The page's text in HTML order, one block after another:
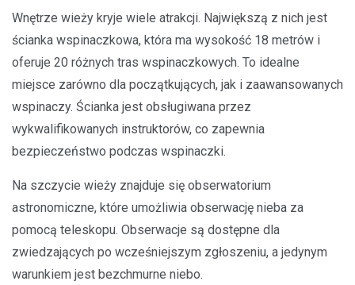
Wnętrze wieży kryje wiele atrakcji. Największą z nich jest
ścianka wspinaczkowa, która ma wysokość 18 metrów i
oferuje 20 różnych tras wspinaczkowych. To idealne
miejsce zarówno dla początkujących, jak i zaawansowanych
wspinaczy. Ścianka jest obsługiwana przez
wykwalifikowanych instruktorów, co zapewnia
bezpieczeństwo podczas wspinaczki.
Na szczycie wieży znajduje się obserwatorium
astronomiczne, które umożliwia obserwację nieba za
pomocą teleskopu. Obserwacje są dostępne dla
zwiedzających po wcześniejszym zgłoszeniu, a jedynym
warunkiem jest bezchmurne niebo.